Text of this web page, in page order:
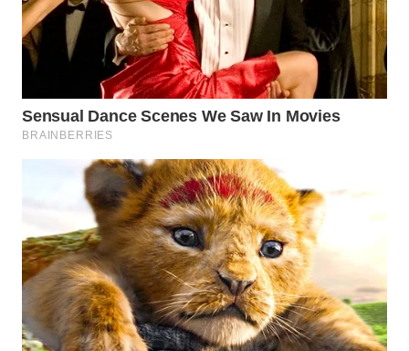
WN
BINJAI
CIREBON
INDRAMAYU
KUNINGAN
WN
MAJALENGKA